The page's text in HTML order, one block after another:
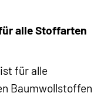
alle Stoffarten
ist für alle
Baumwollstoffen